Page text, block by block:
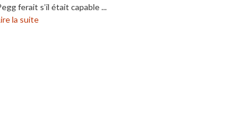
ferait s’il était capable ...
la suite